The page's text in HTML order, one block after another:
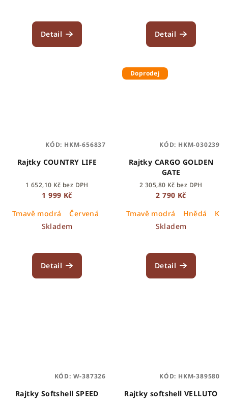
Detail Detail
Rajtky COUNTRY LIFE
1 652,10 Kč bez DPH
1 999 Kč
Tmavě modrá
Červená
Vínová
Skladem
Detail
KÓD: HKM-656837
Doprodej
Rajtky CARGO GOLDEN
GATE
2 305,80 Kč bez DPH
2 790 Kč
Tmavě modrá
Hnědá
Skladem
Detail
KÓD: HKM-030239
Rajtky Softshell SPEED
KÓD: W-387326
Rajtky softshell VELLUTO
KÓD: HKM-389580